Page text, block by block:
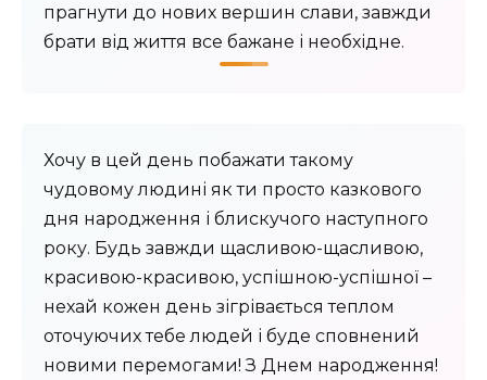
прагнути до нових вершин слави, завжди
брати від життя все бажане і необхідне.
Хочу в цей день побажати такому
чудовому людині як ти просто казкового
дня народження і блискучого наступного
року. Будь завжди щасливою-щасливою,
красивою-красивою, успішною-успішної –
нехай кожен день зігрівається теплом
оточуючих тебе людей і буде сповнений
новими перемогами! З Днем народження!